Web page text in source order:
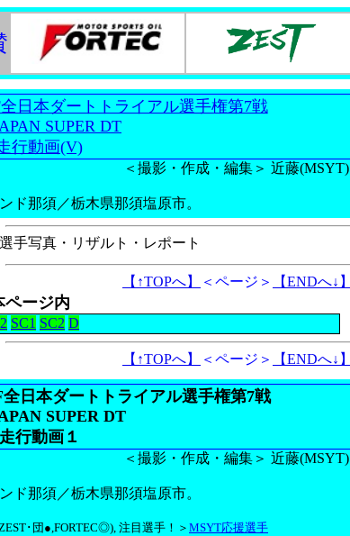
全日本ダートトライアル選手権第7戦
SUPER DT
行動画(V)
＜撮影・作成・編集＞ 近藤(MSYT)
ド那須／栃木県那須塩原市。
手写真・リザルト・レポート
【↑TOPへ】 ＜ページ＞ 【ENDへ↓】
ページ内
SC1 SC2 D
【↑TOPへ】 ＜ページ＞ 【ENDへ↓】
日本ダートトライアル選手権第7戦
SUPER DT
走行動画１
＜撮影・作成・編集＞ 近藤(MSYT)
ド那須／栃木県那須塩原市。
･団●,FORTEC◎), 注目選手！＞ MSYT応援選手